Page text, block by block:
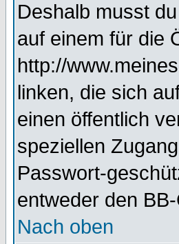
Deshalb musst
auf einem für die
http://
linken, die sich
einen öffentlich
speziellen
Passwort-
entweder den
Nach oben